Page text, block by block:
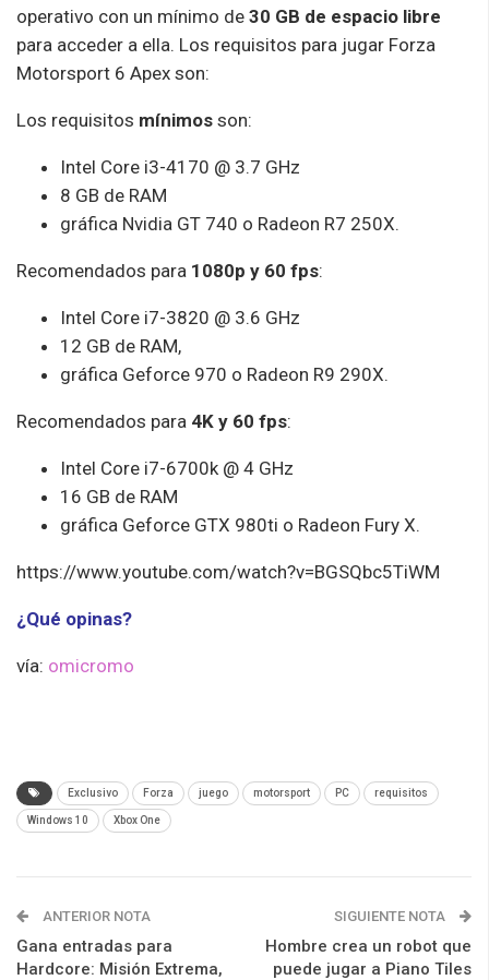
operativo con un mínimo de 30 GB de espacio libre
para acceder a ella. Los requisitos para jugar Forza
Motorsport 6 Apex son:
Los requisitos mínimos son:
Intel Core i3-4170 @ 3.7 GHz
8 GB de RAM
gráfica Nvidia GT 740 o Radeon R7 250X.
Recomendados para 1080p y 60 fps:
Intel Core i7-3820 @ 3.6 GHz
12 GB de RAM,
gráfica Geforce 970 o Radeon R9 290X.
Recomendados para 4K y 60 fps:
Intel Core i7-6700k @ 4 GHz
16 GB de RAM
gráfica Geforce GTX 980ti o Radeon Fury X.
https://www.youtube.com/watch?v=BGSQbc5TiWM
¿Qué opinas?
vía: omicromo
Exclusivo Forza juego motorsport PC requisitos
Windows 10 Xbox One
ANTERIOR NOTA
Gana entradas para
Hardcore: Misión Extrema,
SIGUIENTE NOTA
Hombre crea un robot que
puede jugar a Piano Tiles